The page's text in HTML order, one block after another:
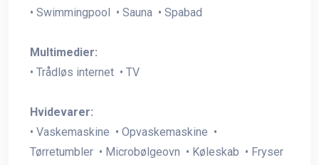
• Swimmingpool • Sauna • Spabad
Multimedier:
• Trådløs internet • TV
Hvidevarer:
• Vaskemaskine • Opvaskemaskine •
Tørretumbler • Microbølgeovn • Køleskab • Fryser